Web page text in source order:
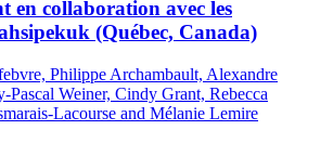
en collaboration avec les
(Québec, Canada)
Philippe Archambault, Alexandre
Pascal Weiner, Cindy Grant, Rebecca
Lacourse and Mélanie Lemire